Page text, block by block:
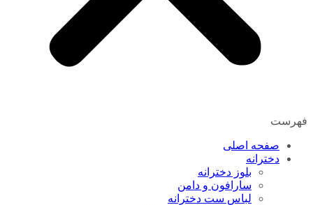
فهرست
صفحه اصلی
دخترانه
بلوز دخترانه
سارافون و دامن
لباس ست دخترانه